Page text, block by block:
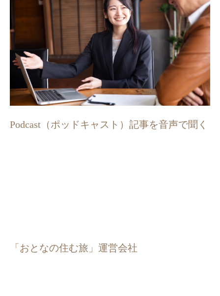
Podcast（ポッドキャスト）記事を音声で聞く
「おとなの住む旅」運営会社